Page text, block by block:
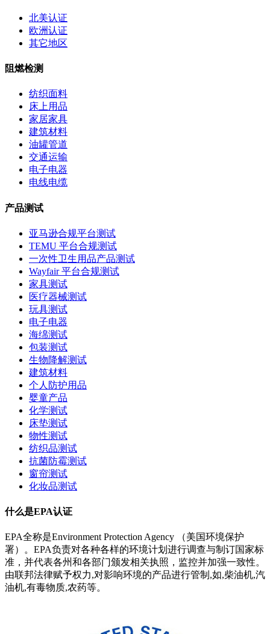
北美认证
欧洲认证
其它地区
阻燃检测
纺织面料
床上用品
家居家具
建筑材料
油罐管道
交通运输
电子电器
电线电缆
产品测试
亚马逊合规平台测试
TEMU 平台合规测试
一次性卫生用品产品测试
Wayfair 平台合规测试
家具测试
医疗器械测试
玩具测试
电子电器
海绵测试
包装测试
生物降解测试
建筑材料
个人防护用品
婴童产品
化学测试
床垫测试
物性测试
纺织品测试
抗菌防霉测试
窗帘测试
化妆品测试
什么是EPA认证
EPA全称是Environment Protection Agency （美国环境保护
署）。EPA负责对各种各样的环境计划进行调查与制订国家标
准，并代表各州和各部门颁发相关执照，监控并加强一致性。
由联邦法律赋予权力,对影响环境的产品进行管制,如,柴油机,汽
油机,有毒物质,农药等。